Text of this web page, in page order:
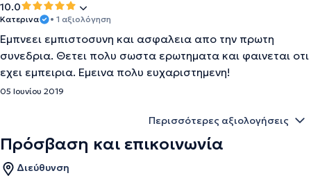
10.0
Κατερινα • 1 αξιολόγηση
Εμπνεει εμπιστοσυνη και ασφαλεια απο την πρωτη
συνεδρια. Θετει πολυ σωστα ερωτηματα και φαινεται οτι
εχει εμπειρια. Εμεινα πολυ ευχαριστημενη!
05 Ιουνίου 2019
Περισσότερες αξιολογήσεις
Πρόσβαση και επικοινωνία
Διεύθυνση